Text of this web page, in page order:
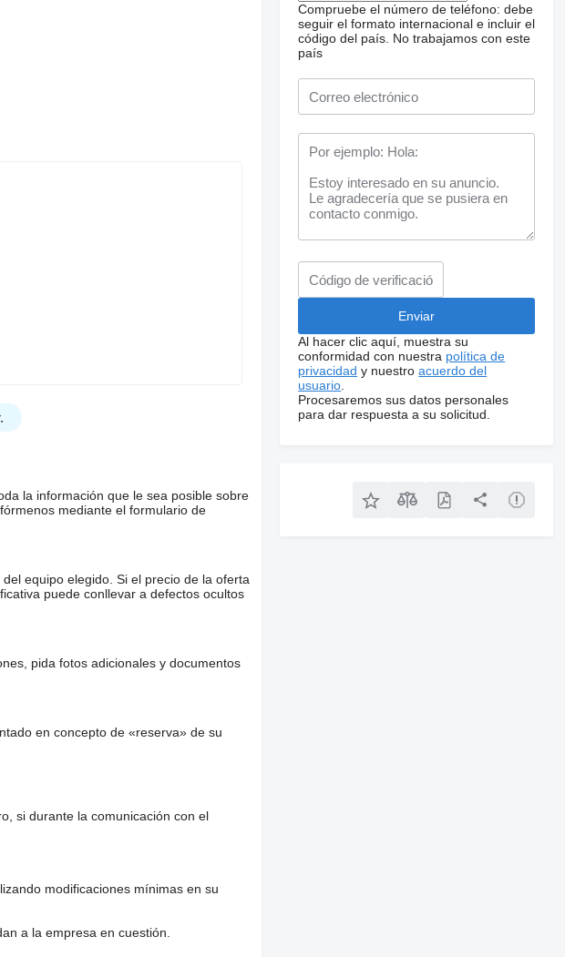
la información que le sea posible sobre
mediante el formulario de
equipo elegido. Si el precio de la oferta
puede conllevar a defectos ocultos
pida fotos adicionales y documentos
en concepto de «reserva» de su
si durante la comunicación con el
modificaciones mínimas en su
a la empresa en cuestión.
Compruebe el número de teléfono: debe
seguir el formato internacional e incluir el
código del país. No trabajamos con este
país
Al hacer clic aquí, muestra su
conformidad con nuestra política de
privacidad y nuestroacuerdo del
usuario
Procesaremos sus datos personales
para dar respuesta a su solicitud.